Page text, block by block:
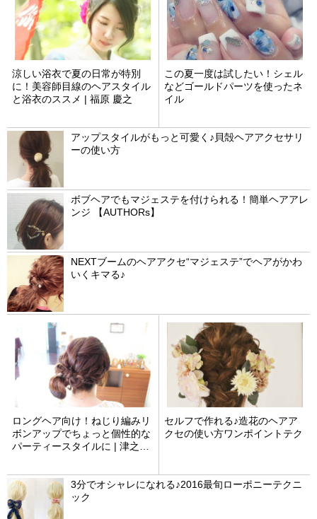
涼しい浴衣で夏の日常が特別
に！美容師目線のヘアスタイル
と浴衣のススメ | 福原 慶之
この夏一度は試したい！シェル
などゴールドパーツを使ったネ
イル
アップスタイルがもっと可愛く♪貝殻ヘアアクセサリ
ーの使い方
ボブヘアでもマジェステを付けられる！簡単ヘアアレ
ンジ 【AUTHORs】
NEXTブームのヘアアクセ“マジェステ”でヘアがかわ
いくキマる♪
ロングヘア向け！ねじり編みリ
ボンアップでちょっと個性的な
パーティースタイルに | 津之浦
セルフで作れる♪造花のヘアア
クセの使い方ワンポイントテク
3分でオシャレになれる♪2016最旬ローポニーテクニ
ック